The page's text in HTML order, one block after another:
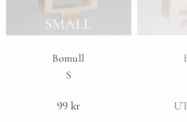
Bomull
S
99 kr